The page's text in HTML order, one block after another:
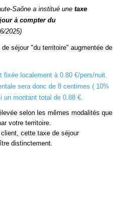
Saône a institué une taxe
à compter du
2025)
séjour "du territoire" augmentée de
fixée localement à 0.80 €/pers/nuit.
sera donc de 8 centimes ( 10%
un montant total de 0.88 €.
selon les mêmes modalités que
votre territoire.
cette taxe de séjour
distinctement.